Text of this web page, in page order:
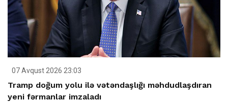
07 Avqust 2026 23:03
Tramp doğum yolu ilə vətəndaşlığı məhdudlaşdıran
yeni fərmanlar imzaladı